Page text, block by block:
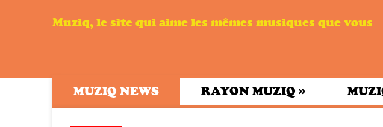
Muziq, le site qui aime les mêmes musiques que vous
MUZIQ NEWS RAYON MUZIQ »